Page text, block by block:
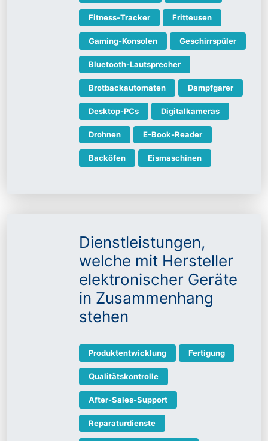
Fitness-Tracker Fritteusen
Gaming-Konsolen Geschirrspüler
Bluetooth-Lautsprecher
Brotbackautomaten Dampfgarer
Desktop-PCs Digitalkameras
Drohnen E-Book-Reader
Backöfen Eismaschinen
Dienstleistungen,
welche mit Hersteller
elektronischer Geräte
in Zusammenhang
stehen
Produktentwicklung Fertigung
Qualitätskontrolle
After-Sales-Support
Reparaturdienste